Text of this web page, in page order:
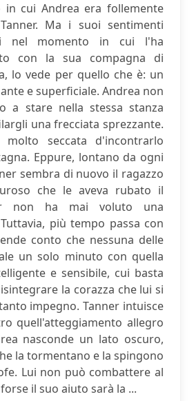
cui Andrea era follemente
Ma i suoi sentimenti
nel momento in cui l'ha
con la sua compagna di
lo vede per quello che è: un
e superficiale. Andrea non
a stare nella stessa stanza
una frecciata sprezzante.
molto seccata d'incontrarlo
Eppure, lontano da ogni
sembra di nuovo il ragazzo
che le aveva rubato il
non ha mai voluto una
più tempo passa con
conto che nessuna delle
un solo minuto con quella
e sensibile, cui basta
la corazza che lui si
impegno. Tanner intuisce
quell'atteggiamento allegro
nasconde un lato oscuro,
la tormentano e la spingono
Lui non può combattere al
il suo aiuto sarà la ...